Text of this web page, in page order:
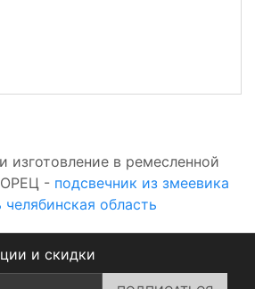
изготовление в ремесленной
- подсвечник из змеевика
челябинская область
и скидки